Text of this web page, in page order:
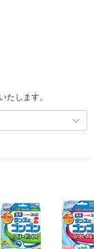
たします。